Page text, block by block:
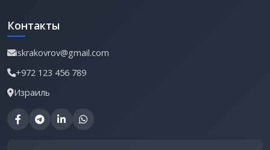
Контакты
iskrakovrov@gmail.com
+972 123 456 789
Израиль